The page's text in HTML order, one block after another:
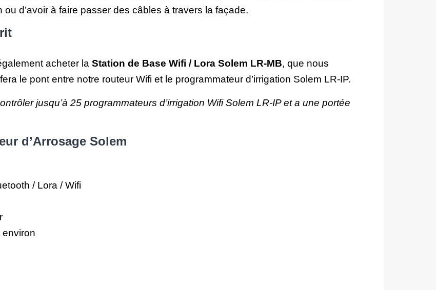
d’avoir à faire passer des câbles à travers la façade.
acheter la Station de Base Wifi / Lora Solem LR-MB, que nous
le pont entre notre routeur Wifi et le programmateur d’irrigation Solem LR-IP.
jusqu’à 25 programmateurs d’irrigation Wifi Solem LR-IP et a une portée
d’Arrosage Solem
/ Lora / Wifi